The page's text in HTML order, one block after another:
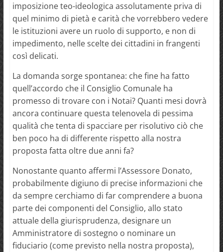
imposizione teo-ideologica assolutamente priva di
quel minimo di pietà e carità che vorrebbero vedere
le istituzioni avere un ruolo di supporto, e non di
impedimento, nelle scelte dei cittadini in frangenti
così delicati.
La domanda sorge spontanea: che fine ha fatto
quell’accordo che il Consiglio Comunale ha
promesso di trovare con i Notai? Quanti mesi dovrà
ancora continuare questa telenovela di pessima
qualità che tenta di spacciare per risolutivo ciò che
ben poco ha di differente rispetto alla nostra
proposta fatta oltre due anni fa?
Nonostante quanto affermi l’Assessore Donato,
probabilmente digiuno di precise informazioni che
da sempre cerchiamo di far comprendere a buona
parte dei componenti del Consiglio, allo stato
attuale della giurisprudenza, designare un
Amministratore di sostegno o nominare un
fiduciario (come previsto nella nostra proposta),